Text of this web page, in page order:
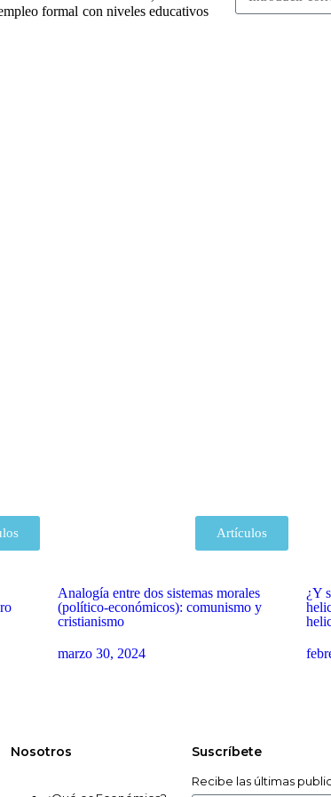
formal con niveles educativos
Artículos
Analogía entre dos sistemas morales
(político-económicos): comunismo y
cristianismo
marzo 30, 2024
¿Y
Nosotros Suscríbete
Recibe las últimas